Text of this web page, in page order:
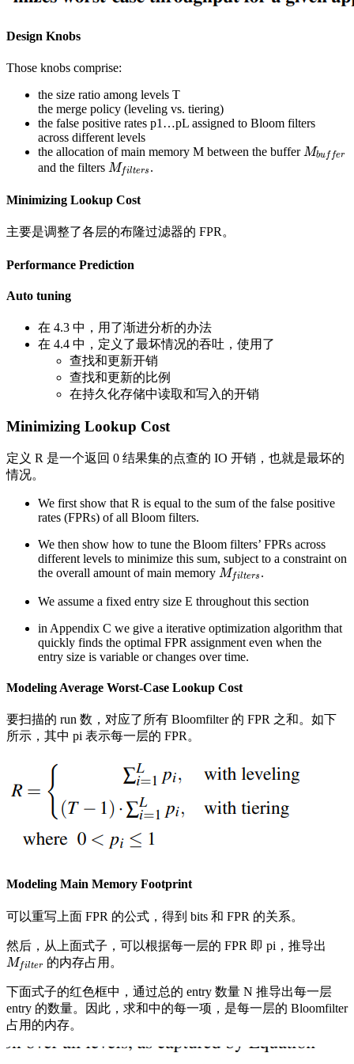
Design Knobs
Those knobs comprise:
the size ratio among levels T
the merge policy (leveling vs. tiering)
the false positive rates p1…pL assigned to Bloom filters
across different levels
the allocation of main memory M between the bufferMbuf fer
Mbuffer
and the filters Mfilters
Mfilters .
Minimizing Lookup Cost
主要是调整了各层的布隆过滤器的 FPR。
Performance Prediction
Auto tuning
在 4.3 中，用了渐进分析的办法
在 4.4 中，定义了最坏情况的吞吐，使用了
查找和更新开销
查找和更新的比例
在持久化存储中读取和写入的开销
Minimizing Lookup Cost
定义 R 是一个返回 0 结果集的点查的 IO 开销，也就是最坏的
情况。
We first show that R is equal to the sum of the false positive
rates (FPRs) of all Bloom filters.
We then show how to tune the Bloom filters’ FPRs across
different levels to minimize this sum, subject to a constraint on
the overall amount of main memory Mfilters
Mfilters .
We assume a fixed entry size E throughout this section
in Appendix C we give a iterative optimization algorithm that
quickly finds the optimal FPR assignment even when the
entry size is variable or changes over time.
Modeling Average Worst-Case Lookup Cost
要扫描的 run 数，对应了所有 Bloomfilter 的 FPR 之和。如下
所示，其中 pi 表示每一层的 FPR。
Modeling Main Memory Footprint
可以重写上面 FPR 的公式，得到 bits 和 FPR 的关系。
然后，从上面式子，可以根据每一层的 FPR 即 pi，推导出
Mfilter
Mfilter 的内存占用。
下面式子的红色框中，通过总的 entry 数量 N 推导出每一层
entry 的数量。因此，求和中的每一项，是每一层的 Bloomfilter
占用的内存。